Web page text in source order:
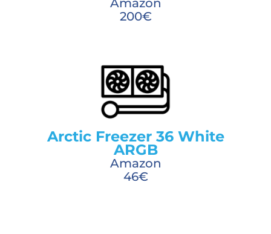
200€
Arctic Freezer 36 White
ARGB
Amazon
46€